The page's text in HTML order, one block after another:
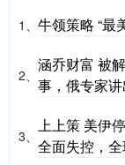
1、 牛领策略 “最
2、
涵乔财富 被
事，俄专家讲
3、
上上策 美伊
全面失控，